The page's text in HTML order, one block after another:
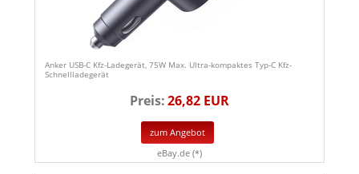
Anker USB-C Kfz-Ladegerät, 75W Max. Ultra-kompaktes Typ-C Kfz-
Schnellladegerät
Preis:26,82 EUR
zum Angebot
eBay.de (*)